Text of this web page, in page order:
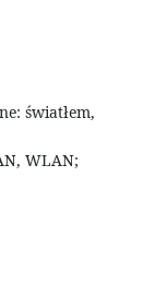
światłem,
WLAN;